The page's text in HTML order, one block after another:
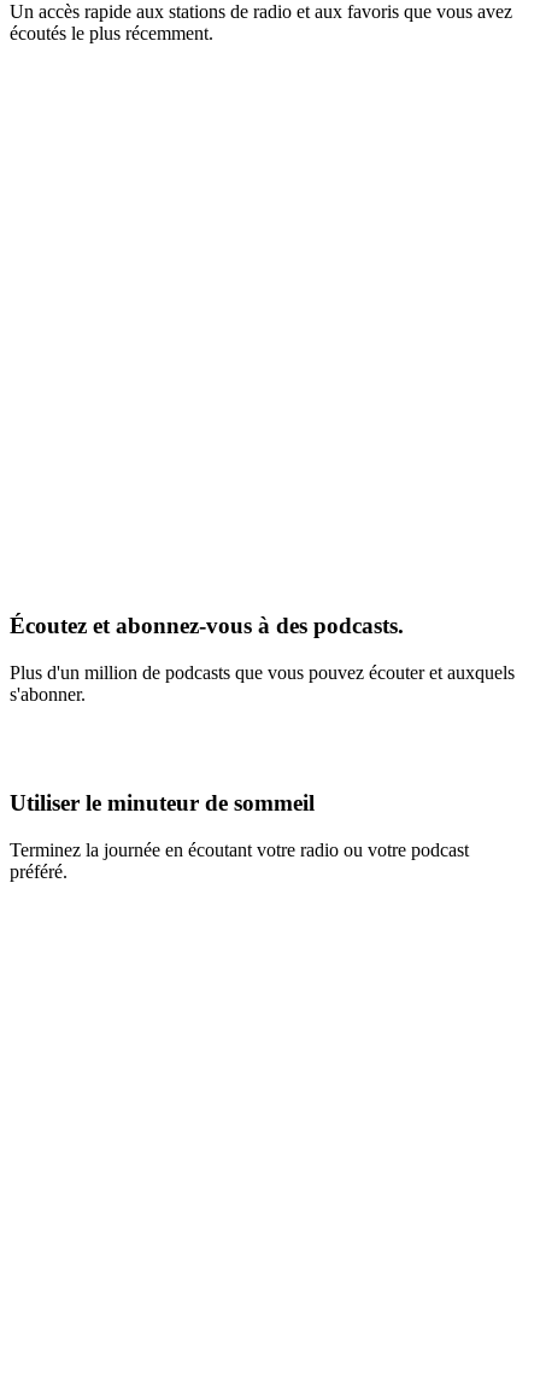
Un accès rapide aux stations de radio et aux favoris que vous avez
écoutés le plus récemment.
Écoutez et abonnez-vous à des podcasts.
Plus d'un million de podcasts que vous pouvez écouter et auxquels
s'abonner.
Utiliser le minuteur de sommeil
Terminez la journée en écoutant votre radio ou votre podcast
préféré.